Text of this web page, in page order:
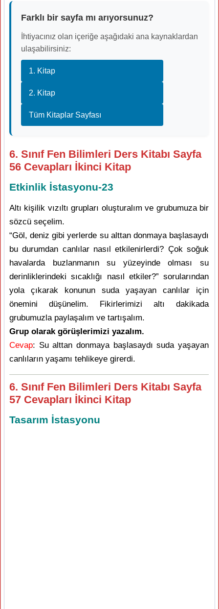
Farklı bir sayfa mı arıyorsunuz?
İhtiyacınız olan içeriğe aşağıdaki ana kaynaklardan
ulaşabilirsiniz:
1. Kitap
2. Kitap
Tüm Kitaplar Sayfası
6. Sınıf Fen Bilimleri Ders Kitabı Sayfa
56 Cevapları İkinci Kitap
Etkinlik İstasyonu-23
Altı kişilik vızıltı grupları oluşturalım ve grubumuza bir
sözcü seçelim.
“Göl, deniz gibi yerlerde su alttan donmaya başlasaydı
bu durumdan canlılar nasıl etkilenirlerdi? Çok soğuk
havalarda buzlanmanın su yüzeyinde olması su
derinliklerindeki sıcaklığı nasıl etkiler?” sorularından
yola çıkarak konunun suda yaşayan canlılar için
önemini düşünelim. Fikirlerimizi altı dakikada
grubumuzla paylaşalım ve tartışalım.
Grup olarak görüşlerimizi yazalım.
Cevap: Su alttan donmaya başlasaydı suda yaşayan
canlıların yaşamı tehlikeye girerdi.
6. Sınıf Fen Bilimleri Ders Kitabı Sayfa
57 Cevapları İkinci Kitap
Tasarım İstasyonu